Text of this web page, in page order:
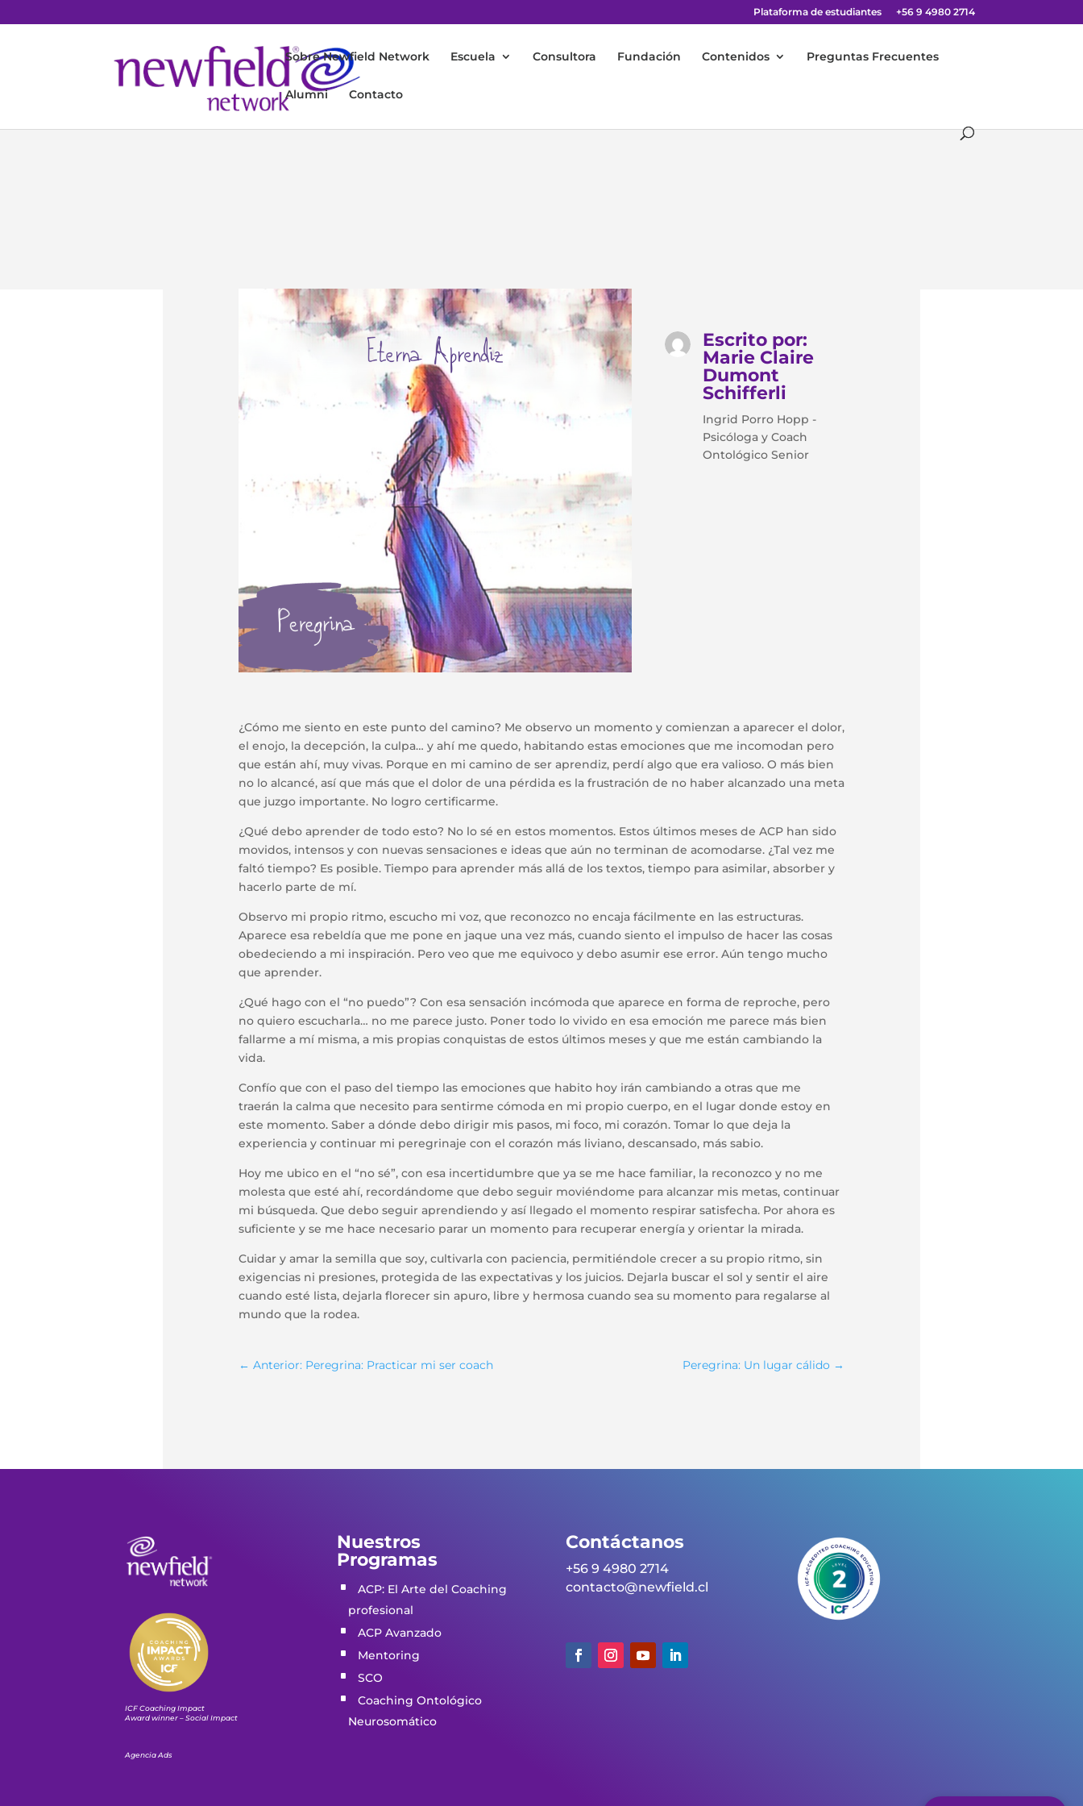
Plataforma de estudiantes +56 9 4980 2714
Sobre Newfield Network Escuela Consultora Fundación Contenidos Preguntas Frecuentes
Alumni Contacto
Escrito por:
Marie Claire
Dumont
Schifferli
Ingrid Porro Hopp -
Psicóloga y Coach
Ontológico Senior
¿Cómo me siento en este punto del camino? Me observo un momento y comienzan a aparecer el dolor,
el enojo, la decepción, la culpa… y ahí me quedo, habitando estas emociones que me incomodan pero
que están ahí, muy vivas. Porque en mi camino de ser aprendiz, perdí algo que era valioso. O más bien
no lo alcancé, así que más que el dolor de una pérdida es la frustración de no haber alcanzado una meta
que juzgo importante. No logro certificarme.
¿Qué debo aprender de todo esto? No lo sé en estos momentos. Estos últimos meses de ACP han sido
movidos, intensos y con nuevas sensaciones e ideas que aún no terminan de acomodarse. ¿Tal vez me
faltó tiempo? Es posible. Tiempo para aprender más allá de los textos, tiempo para asimilar, absorber y
hacerlo parte de mí.
Observo mi propio ritmo, escucho mi voz, que reconozco no encaja fácilmente en las estructuras.
Aparece esa rebeldía que me pone en jaque una vez más, cuando siento el impulso de hacer las cosas
obedeciendo a mi inspiración. Pero veo que me equivoco y debo asumir ese error. Aún tengo mucho
que aprender.
¿Qué hago con el “no puedo”? Con esa sensación incómoda que aparece en forma de reproche, pero
no quiero escucharla… no me parece justo. Poner todo lo vivido en esa emoción me parece más bien
fallarme a mí misma, a mis propias conquistas de estos últimos meses y que me están cambiando la
vida.
Confío que con el paso del tiempo las emociones que habito hoy irán cambiando a otras que me
traerán la calma que necesito para sentirme cómoda en mi propio cuerpo, en el lugar donde estoy en
este momento. Saber a dónde debo dirigir mis pasos, mi foco, mi corazón. Tomar lo que deja la
experiencia y continuar mi peregrinaje con el corazón más liviano, descansado, más sabio.
Hoy me ubico en el “no sé”, con esa incertidumbre que ya se me hace familiar, la reconozco y no me
molesta que esté ahí, recordándome que debo seguir moviéndome para alcanzar mis metas, continuar
mi búsqueda. Que debo seguir aprendiendo y así llegado el momento respirar satisfecha. Por ahora es
suficiente y se me hace necesario parar un momento para recuperar energía y orientar la mirada.
Cuidar y amar la semilla que soy, cultivarla con paciencia, permitiéndole crecer a su propio ritmo, sin
exigencias ni presiones, protegida de las expectativas y los juicios. Dejarla buscar el sol y sentir el aire
cuando esté lista, dejarla florecer sin apuro, libre y hermosa cuando sea su momento para regalarse al
mundo que la rodea.
← Anterior: Peregrina: Practicar mi ser coach Peregrina: Un lugar cálido →
ICF Coaching Impact
Award winner – Social Impact
Agencia Ads
Nuestros
Programas
ACP: El Arte del Coaching
profesional
ACP Avanzado
Mentoring
SCO
Coaching Ontológico
Neurosomático
Contáctanos
+56 9 4980 2714
contacto@newfield.cl